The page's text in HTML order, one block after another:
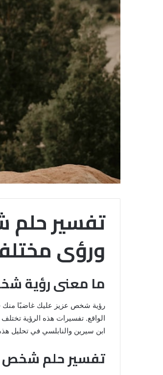
تفسير حلم
ورؤى
ما معنى رؤية
رؤية شخص عزيز عليك غاضبًا منك
الواقع. تفسيرات هذه الرؤية
ابن سيرين والنابلسي في تحليل
تفسير حلم شخص